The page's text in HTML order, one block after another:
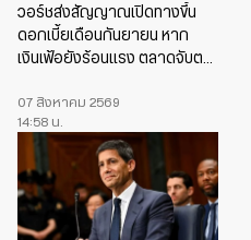
วอร์ชส่งสัญญาณเปิดทางขึ้น
ดอกเบี้ยเดือนกันยายน หาก
เงินเฟ้อยังร้อนแรง ตลาดจับตา
07 สิงหาคม 2569
14:58 น.